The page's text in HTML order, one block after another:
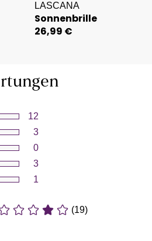
LASCANA
Sonnenbrille
26,99 €
12
3
0
3
1
(19)